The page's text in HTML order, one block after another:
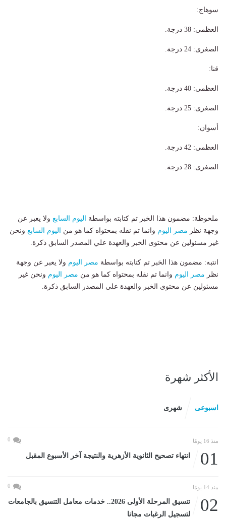
​سوهاج:
​العظمى: 38 درجة.
​الصغرى: 24 درجة.
​قنا:
​العظمى: 40 درجة.
​الصغرى: 25 درجة.
​أسوان:
​العظمى: 42 درجة.
​الصغرى: 28 درجة.
ملحوظة: مضمون هذا الخبر تم كتابته بواسطة اليوم السابع ولا يعبر عن
وجهة نظر مصر اليوم وانما تم نقله بمحتواه كما هو من اليوم السابع ونحن
غير مسئولين عن محتوى الخبر والعهدة علي المصدر السابق ذكرة.
انتبه: مضمون هذا الخبر تم كتابته بواسطة مصر اليوم ولا يعبر عن وجهة
نظر مصر اليوم وانما تم نقله بمحتواه كما هو من مصر اليوم ونحن غير
مسئولين عن محتوى الخبر والعهدة علي المصدر السابق ذكرة.
الأكثر شهرة
اسبوعى شهرى
منذ 16 يومًا 0
01 انتهاء تصحيح الثانوية الأزهرية والنتيجة آخر الأسبوع المقبل
منذ 14 يومًا 0
02
تنسيق المرحلة الأولى 2026.. خدمات معامل التنسيق بالجامعات
لتسجيل الرغبات مجانا